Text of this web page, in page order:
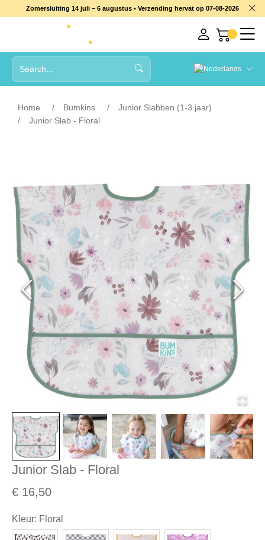
Zomersluiting 14 juli – 6 augustus • Verzending hervat op 07-08-2026
Home Bumkins
Junior Slabben (1-3 jaar)
Junior Slab - Floral
Junior Slab - Floral
€ 16,50
Kleur: Floral